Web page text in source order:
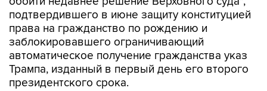
подтвердившего в июне защиту конституцией
права на гражданство по рождению и
заблокировавшего ограничивающий
автоматическое получение гражданства указ
Трампа, изданный в первый день его второго
президентского срока.